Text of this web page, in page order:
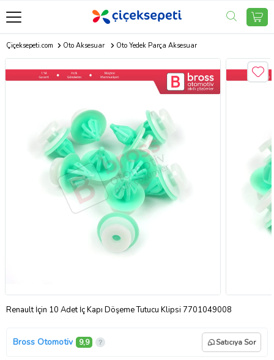
Çiçeksepeti.com Oto Aksesuar Oto Yedek Parça Aksesuar
Renault İçin 10 Adet İç Kapı Döşeme Tutucu Klipsi 7701049008
Bross Otomotiv 9,9 Satıcıya Sor